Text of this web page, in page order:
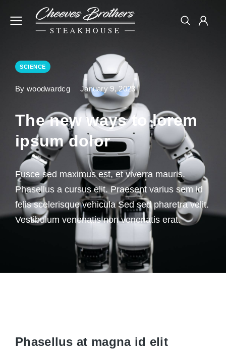
SCIENCE
By woodwardcg January 9, 2023
The new ways to lorem
ipsum dolor
Fusce sed maximus est, et viverra mauris.
Phasellus a cursus elit. Praesent varius sem id
felis scelerisque vehicula Sed sed pharetra velit.
Vestibulum venenatis non venenatis erat.
Phasellus at magna id elit